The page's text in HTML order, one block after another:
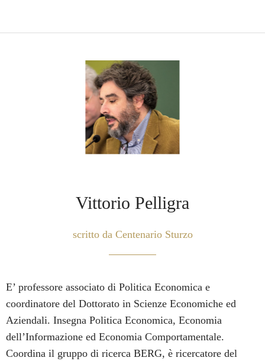
Vittorio Pelligra
scritto da Centenario Sturzo
E’ professore associato di Politica Economica e
coordinatore del Dottorato in Scienze Economiche ed
Aziendali. Insegna Politica Economica, Economia
dell’Informazione ed Economia Comportamentale.
Coordina il gruppo di ricerca BERG, è ricercatore del